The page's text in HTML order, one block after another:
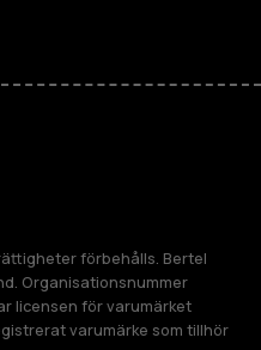
förbehålls. Bertel
Organisationsnummer
licensen för varumärket
varumärke som tillhör